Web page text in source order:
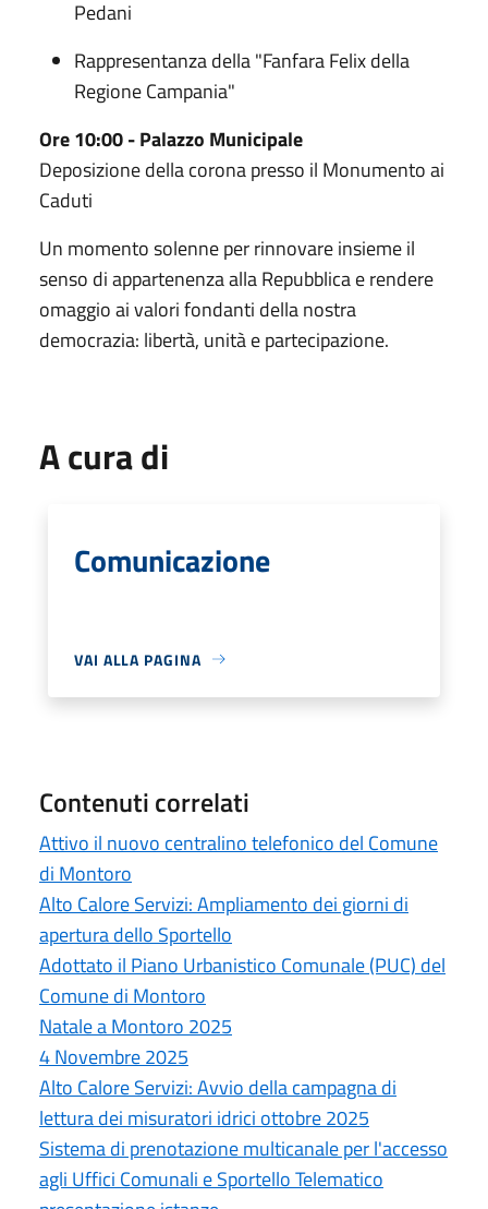
Pedani
Rappresentanza della "Fanfara Felix della
Regione Campania"
Ore 10:00 - Palazzo Municipale
Deposizione della corona presso il Monumento ai
Caduti
Un momento solenne per rinnovare insieme il
senso di appartenenza alla Repubblica e rendere
omaggio ai valori fondanti della nostra
democrazia: libertà, unità e partecipazione.
A cura di
Comunicazione
VAI ALLA PAGINA
Contenuti correlati
Attivo il nuovo centralino telefonico del Comune
di Montoro
Alto Calore Servizi: Ampliamento dei giorni di
apertura dello Sportello
Adottato il Piano Urbanistico Comunale (PUC) del
Comune di Montoro
Natale a Montoro 2025
4 Novembre 2025
Alto Calore Servizi: Avvio della campagna di
lettura dei misuratori idrici ottobre 2025
Sistema di prenotazione multicanale per l'accesso
agli Uffici Comunali e Sportello Telematico